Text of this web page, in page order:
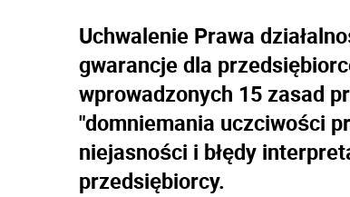
Uchwalenie Prawa
gwarancje dla
wprowadzonych 15 zasad
"domniemania uczciwości
niejasności i błędy
przedsiębiorcy.